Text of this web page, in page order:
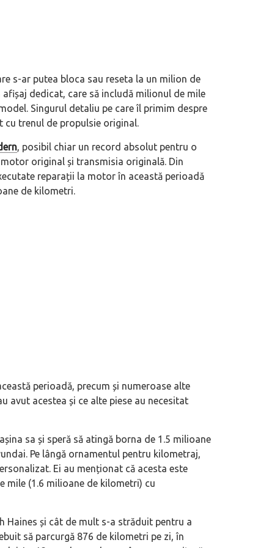
s-ar putea bloca sau reseta la un milion de
dedicat, care să includă milionul de mile
Singurul detaliu pe care îl primim despre
trenul de propulsie original.
, posibil chiar un record absolut pentru o
original și transmisia originală. Din
reparații la motor în această perioadă
de kilometri.
perioadă, precum și numeroase alte
avut acestea și ce alte piese au necesitat
sa și speră să atingă borna de 1.5 milioane
Pe lângă ornamentul pentru kilometraj,
Ei au menționat că acesta este
(1.6 milioane de kilometri) cu
Haines și cât de mult s-a străduit pentru a
să parcurgă 876 de kilometri pe zi, în